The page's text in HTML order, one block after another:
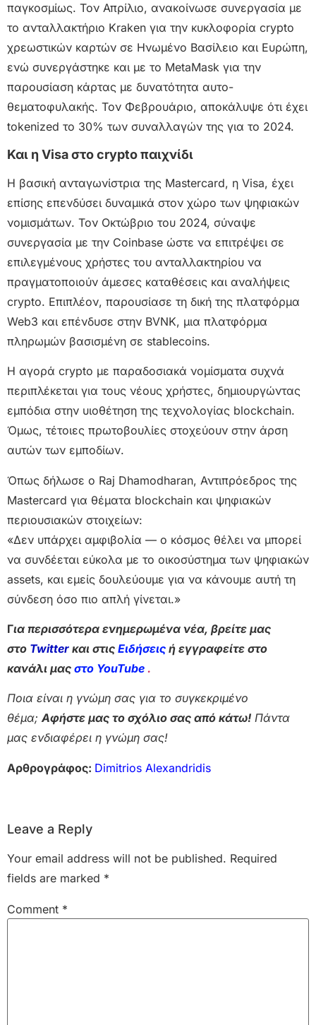
παγκοσμίως. Τον Απρίλιο, ανακοίνωσε συνεργασία με
το ανταλλακτήριο Kraken για την κυκλοφορία crypto
χρεωστικών καρτών σε Ηνωμένο Βασίλειο και Ευρώπη,
ενώ συνεργάστηκε και με το MetaMask για την
παρουσίαση κάρτας με δυνατότητα αυτο-
θεματοφυλακής. Τον Φεβρουάριο, αποκάλυψε ότι έχει
tokenized το 30% των συναλλαγών της για το 2024.
Και η Visa στο crypto παιχνίδι
Η βασική ανταγωνίστρια της Mastercard, η Visa, έχει
επίσης επενδύσει δυναμικά στον χώρο των ψηφιακών
νομισμάτων. Τον Οκτώβριο του 2024, σύναψε
συνεργασία με την Coinbase ώστε να επιτρέψει σε
επιλεγμένους χρήστες του ανταλλακτηρίου να
πραγματοποιούν άμεσες καταθέσεις και αναλήψεις
crypto. Επιπλέον, παρουσίασε τη δική της πλατφόρμα
Web3 και επένδυσε στην BVNK, μια πλατφόρμα
πληρωμών βασισμένη σε stablecoins.
Η αγορά crypto με παραδοσιακά νομίσματα συχνά
περιπλέκεται για τους νέους χρήστες, δημιουργώντας
εμπόδια στην υιοθέτηση της τεχνολογίας blockchain.
Όμως, τέτοιες πρωτοβουλίες στοχεύουν στην άρση
αυτών των εμποδίων.
Όπως δήλωσε ο Raj Dhamodharan, Αντιπρόεδρος της
Mastercard για θέματα blockchain και ψηφιακών
περιουσιακών στοιχείων:
«Δεν υπάρχει αμφιβολία — ο κόσμος θέλει να μπορεί
να συνδέεται εύκολα με το οικοσύστημα των ψηφιακών
assets, και εμείς δουλεύουμε για να κάνουμε αυτή τη
σύνδεση όσο πιο απλή γίνεται.»
Για περισσότερα ενημερωμένα νέα, βρείτε μας
στο Twitter και στις Ειδήσεις ή εγγραφείτε στο
κανάλι μας στο YouTube .
Ποια είναι η γνώμη σας για το συγκεκριμένο
θέμα;Αφήστε μας το σχόλιο σας από κάτω! Πάντα
μας ενδιαφέρει η γνώμη σας!
Αρθρογράφος: Dimitrios Alexandridis
Leave a Reply
Your email address will not be published. Required
fields are marked *
Comment *